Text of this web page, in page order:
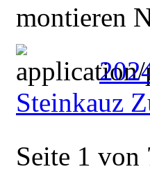
montieren
Steinkauz
Seite 1 von